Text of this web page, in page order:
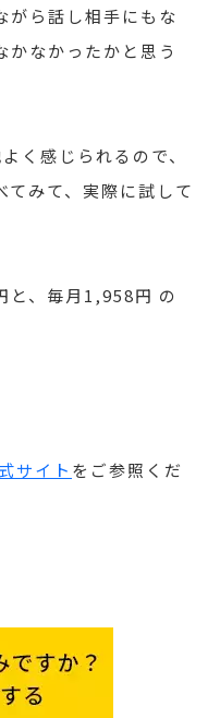
がら話し相手にもな
かなかったかと思う
く感じられるので、
てみて、実際に試して
、毎月1,958円 の
サイト をご参照くだ